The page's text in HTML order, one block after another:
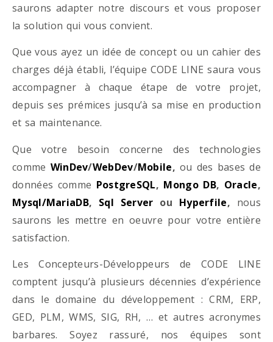
saurons adapter notre discours et vous proposer
la solution qui vous convient.
Que vous ayez un idée de concept ou un cahier des
charges déjà établi, l’équipe CODE LINE saura vous
accompagner à chaque étape de votre projet,
depuis ses prémices jusqu’à sa mise en production
et sa maintenance.
Que votre besoin concerne des technologies
comme WinDev/WebDev/Mobile, ou des bases de
données comme PostgreSQL, Mongo DB, Oracle,
Mysql/MariaDB, Sql Server ou Hyperfile, nous
saurons les mettre en oeuvre pour votre entière
satisfaction.
Les Concepteurs-Développeurs de CODE LINE
comptent jusqu’à plusieurs décennies d’expérience
dans le domaine du développement : CRM, ERP,
GED, PLM, WMS, SIG, RH, … et autres acronymes
barbares. Soyez rassuré, nos équipes sont